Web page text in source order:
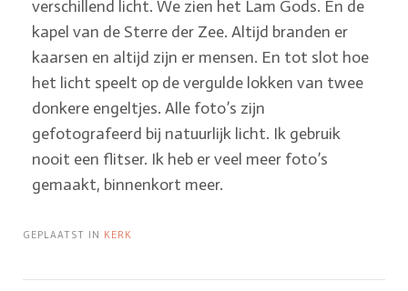
verschillend licht. We zien het Lam Gods. En de
kapel van de Sterre der Zee. Altijd branden er
kaarsen en altijd zijn er mensen. En tot slot hoe
het licht speelt op de vergulde lokken van twee
donkere engeltjes. Alle foto’s zijn
gefotografeerd bij natuurlijk licht. Ik gebruik
nooit een flitser. Ik heb er veel meer foto’s
gemaakt, binnenkort meer.
GEPLAATST IN KERK